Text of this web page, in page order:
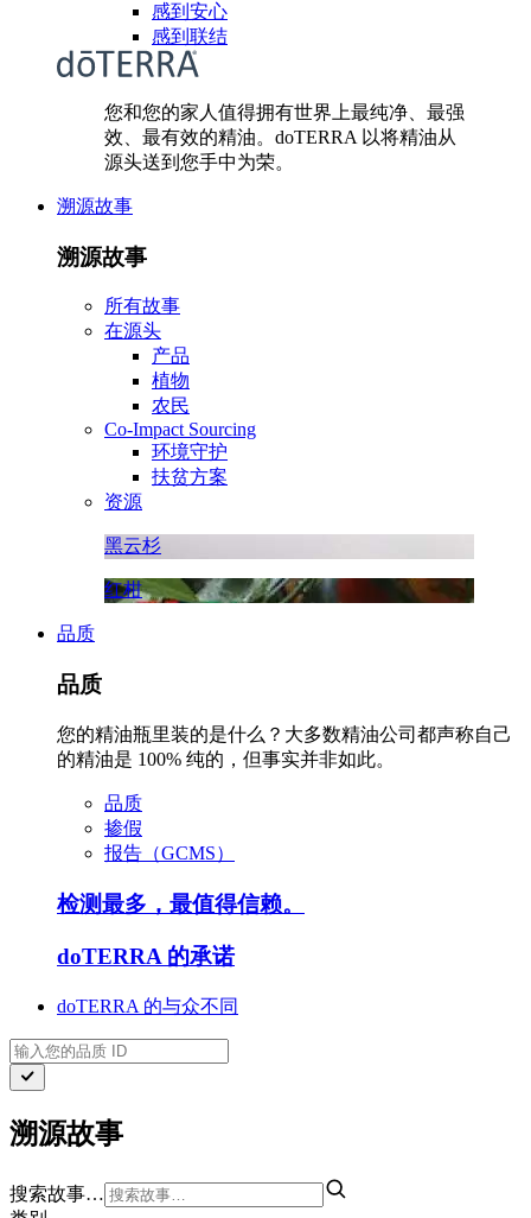
感到安心
感到联结
您和您的家人值得拥有世界上最纯净、最强
效、最有效的精油。doTERRA 以将精油从
源头送到您手中为荣。
溯源故事
溯源故事
所有故事
在源头
产品
植物
农民
Co-Impact Sourcing
环境守护
扶贫方案
资源
黑云杉
红柑
品质
品质
您的精油瓶里装的是什么？大多数精油公司都声称自己
的精油是 100% 纯的，但事实并非如此。
品质
掺假
报告（GCMS）
检测最多，最值得信赖。
doTERRA 的承诺
doTERRA 的与众不同
溯源故事
搜索故事…